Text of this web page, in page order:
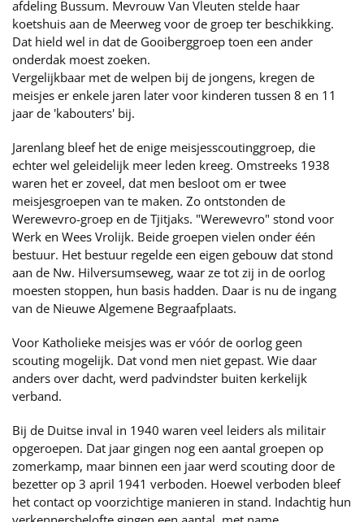
afdeling Bussum. Mevrouw Van Vleuten stelde haar
koetshuis aan de Meerweg voor de groep ter beschikking.
Dat hield wel in dat de Gooiberggroep toen een ander
onderdak moest zoeken.
Vergelijkbaar met de welpen bij de jongens, kregen de
meisjes er enkele jaren later voor kinderen tussen 8 en 11
jaar de 'kabouters' bij.
Jarenlang bleef het de enige meisjesscoutinggroep, die
echter wel geleidelijk meer leden kreeg. Omstreeks 1938
waren het er zoveel, dat men besloot om er twee
meisjesgroepen van te maken. Zo ontstonden de
Werewevro-groep en de Tjitjaks. "Werewevro" stond voor
Werk en Wees Vrolijk. Beide groepen vielen onder één
bestuur. Het bestuur regelde een eigen gebouw dat stond
aan de Nw. Hilversumseweg, waar ze tot zij in de oorlog
moesten stoppen, hun basis hadden. Daar is nu de ingang
van de Nieuwe Algemene Begraafplaats.
Voor Katholieke meisjes was er vóór de oorlog geen
scouting mogelijk. Dat vond men niet gepast. Wie daar
anders over dacht, werd padvindster buiten kerkelijk
verband.
Bij de Duitse inval in 1940 waren veel leiders als militair
opgeroepen. Dat jaar gingen nog een aantal groepen op
zomerkamp, maar binnen een jaar werd scouting door de
bezetter op 3 april 1941 verboden. Hoewel verboden bleef
het contact op voorzichtige manieren in stand. Indachtig hun